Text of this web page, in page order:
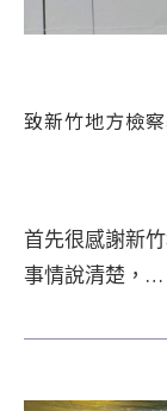
致新竹地方檢
首先很感謝新
事情說清楚，…